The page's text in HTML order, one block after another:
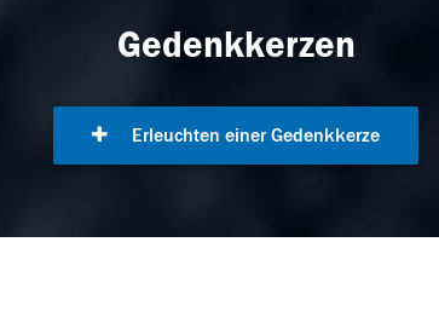
Gedenkkerzen
Erleuchten einer Gedenkkerze